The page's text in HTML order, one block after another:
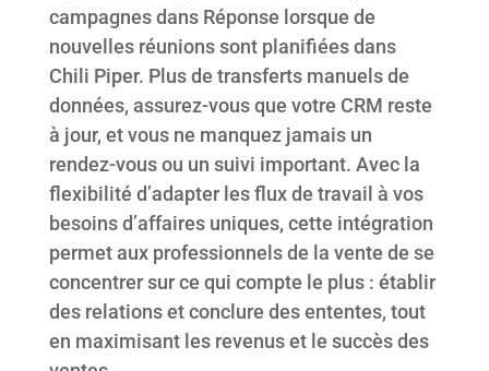
campagnes dans Réponse lorsque de
nouvelles réunions sont planifiées dans
Chili Piper. Plus de transferts manuels de
données, assurez-vous que votre CRM reste
à jour, et vous ne manquez jamais un
rendez-vous ou un suivi important. Avec la
flexibilité d’adapter les flux de travail à vos
besoins d’affaires uniques, cette intégration
permet aux professionnels de la vente de se
concentrer sur ce qui compte le plus : établir
des relations et conclure des ententes, tout
en maximisant les revenus et le succès des